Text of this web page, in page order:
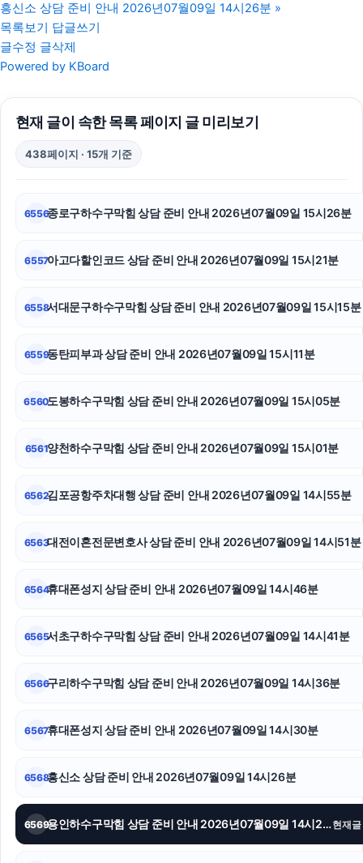
서초하수구막힘
마약변호사
개인회생대출
핑크티켓
인스타 팔로워 늘리기
인스타 좋아요 늘리기
강아지보호소
서초이혼변호사
흥신소 상담 준비 안내 2026년07월09일 14시26분 »
목록보기
답글쓰기
글수정 글삭제
Powered by KBoard
현재 글이 속한 목록 페이지 글 미리보기
438페이지 · 15개 기준
6556종로구하수구막힘 상담 준비 안내 2026년07월09일 15시26분
6557아고다할인코드 상담 준비 안내 2026년07월09일 15시21분
6558서대문구하수구막힘 상담 준비 안내 2026년07월09일 15시15분
6559동탄피부과 상담 준비 안내 2026년07월09일 15시11분
6560도봉하수구막힘 상담 준비 안내 2026년07월09일 15시05분
6561양천하수구막힘 상담 준비 안내 2026년07월09일 15시01분
6562김포공항주차대행 상담 준비 안내 2026년07월09일 14시55분
6563대전이혼전문변호사 상담 준비 안내 2026년07월09일 14시51분
6564휴대폰성지 상담 준비 안내 2026년07월09일 14시46분
6565서초구하수구막힘 상담 준비 안내 2026년07월09일 14시41분
6566구리하수구막힘 상담 준비 안내 2026년07월09일 14시36분
6567휴대폰성지 상담 준비 안내 2026년07월09일 14시30분
6568흥신소 상담 준비 안내 2026년07월09일 14시26분
6569 용인하수구막힘 상담 준비 안내 2026년07월09일 14시20분현재글